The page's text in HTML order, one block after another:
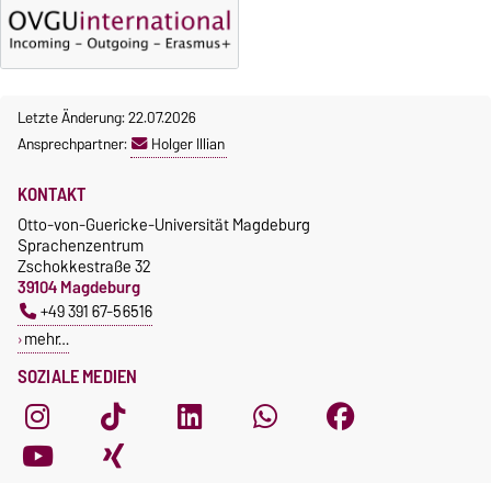
Letzte Änderung: 22.07.2026
Ansprechpartner:
Holger Illian
SOZIALE MEDIEN
KONTAKT
Otto-von-Guericke-Universität Magdeburg
Sprachenzentrum
Zschokkestraße 32
39104 Magdeburg
+49 391 67-56516
mehr…